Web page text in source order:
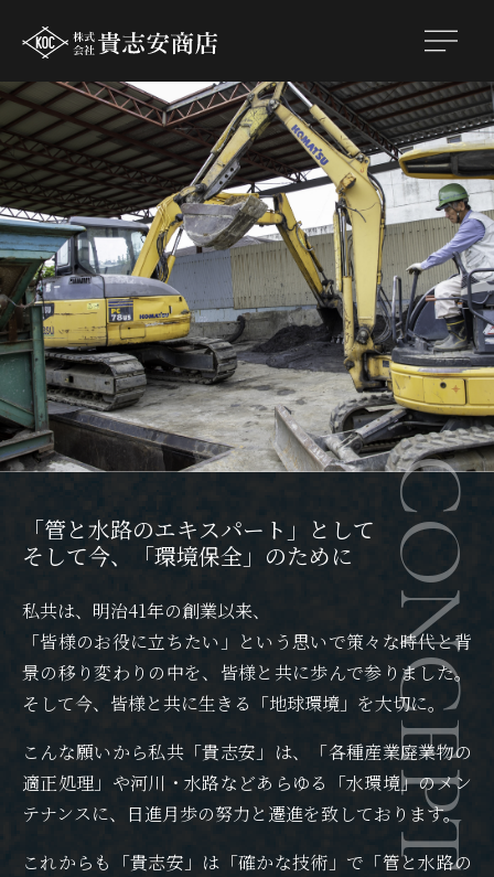
CONCEPT
「管と水路のエキスパート」として
そして今、「環境保全」のために
私共は、明治41年の創業以来、
「皆様のお役に立ちたい」という思いで策々な時代と背
景の移り変わりの中を、皆様と共に歩んで参りました。
そして今、皆様と共に生きる「地球環境」を大切に。
こんな願いから私共「貴志安」は、「各種産業廃業物の
適正処理」や河川・水路などあらゆる「水環境」のメン
テナンスに、日進月歩の努力と遷進を致しております。
これからも「貴志安」は「確かな技術」で「管と水路の